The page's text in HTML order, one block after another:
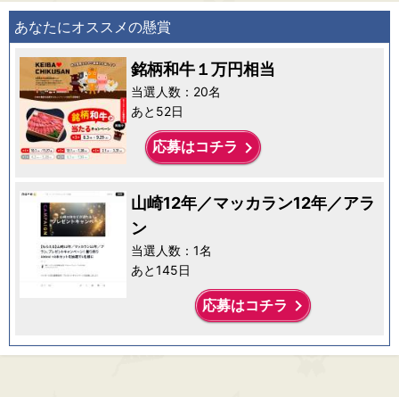
あなたにオススメの懸賞
銘柄和牛１万円相当
当選人数：20名
あと52日
応募はコチラ keyboard_arrow_right
山崎12年／マッカラン12年／アラ
ン
当選人数：1名
あと145日
応募はコチラ keyboard_arrow_right